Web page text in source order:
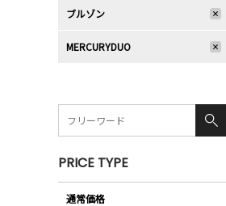
ブルゾン
MERCURYDUO
PRICE TYPE
通常価格